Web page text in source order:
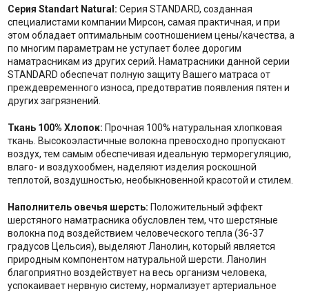
Серия Standart Natural: Серия STANDARD, созданная
специалистами компании Мирсон, самая практичная, и при
этом обладает оптимальным соотношением цены/качества, а
по многим параметрам не уступает более дорогим
наматрасникам из других серий. Наматрасники данной серии
STANDARD обеспечат полную защиту Вашего матраса от
преждевременного износа, предотвратив появления пятен и
других загрязнений.
Ткань 100% Хлопок: Прочная 100% натуральная хлопковая
ткань. Высокоэластичные волокна превосходно пропускают
воздух, тем самым обеспечивая идеальную терморегуляцию,
влаго- и воздухообмен, наделяют изделия роскошной
теплотой, воздушностью, необыкновенной красотой и стилем.
Наполнительовечья шерсть: Положительный эффект
шерстяного наматрасника обусловлен тем, что шерстяные
волокна под воздействием человеческого тепла (36-37
градусов Цельсия), выделяют Ланолин, который является
природным компонентом натуральной шерсти. Ланолин
благоприятно воздействует на весь организм человека,
успокаивает нервную систему, нормализует артериальное